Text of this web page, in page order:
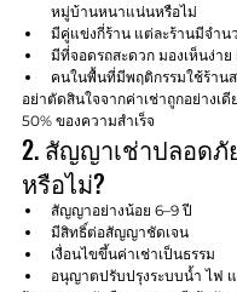
หมู่บ้านหนาแน่นหรือไม่
มีคู่แข่งกี่ร้าน แต่ละร้านมีจำนว
มีที่จอดรถสะดวก มองเห็นง่าย
คนในพื้นที่มีพฤติกรรมใช้ร้าน
อย่าตัดสินใจจากค่าเช่าถูกอย่างเดี
50% ของความสำเร็จ
2. สัญญาเช่าปลอดภั
หรือไม่?
สัญญาอย่างน้อย 6–9 ปี
มีสิทธิ์ต่อสัญญาชัดเจน
เงื่อนไขขึ้นค่าเช่าเป็นธรรม
อนุญาตปรับปรุงระบบน้ำ ไฟ แ